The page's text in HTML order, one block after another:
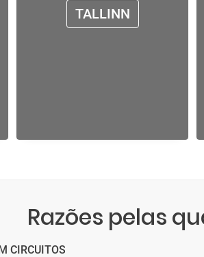
TALLINN
Razões pelas
CIRCUITOS